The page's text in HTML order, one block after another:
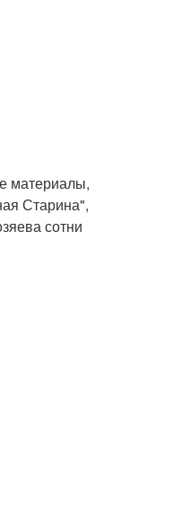
материалы,
Старина",
сотни